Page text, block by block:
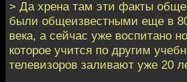
> Да хрена там эти факты
были общеизвестными еще в
века, а сейчас уже воспитано
которое учится по другим
телевизоров заливают уже 20